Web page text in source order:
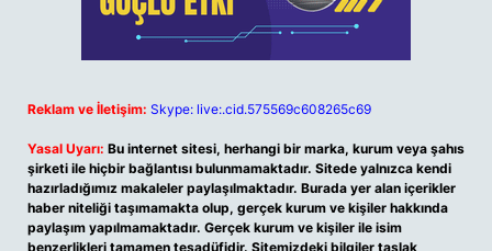
Reklam ve İletişim: Skype: live:.cid.575569c608265c69
Yasal Uyarı: Bu internet sitesi, herhangi bir marka, kurum veya şahıs
şirketi ile hiçbir bağlantısı bulunmamaktadır. Sitede yalnızca kendi
hazırladığımız makaleler paylaşılmaktadır. Burada yer alan içerikler
haber niteliği taşımamakta olup, gerçek kurum ve kişiler hakkında
paylaşım yapılmamaktadır. Gerçek kurum ve kişiler ile isim
benzerlikleri tamamen tesadüfidir. Sitemizdeki bilgiler taslak